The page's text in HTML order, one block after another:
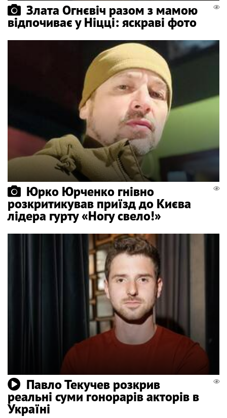
Злата Огнєвіч разом з мамою
відпочиває у Ніцці: яскраві фото
Юрко Юрченко гнівно
розкритикував приїзд до Києва
лідера гурту «Ногу свело!»
Павло Текучев розкрив
реальні суми гонорарів акторів в
Україні